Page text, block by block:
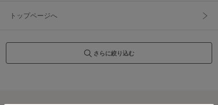
トップページへ
さらに絞り込む